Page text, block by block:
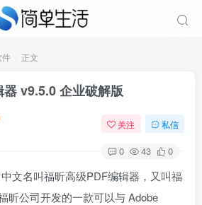
件 正文
v9.5.0 企业破解版
关注 私信
0 43 0
文名叫福昕高级PDF编辑器，又叫福
昕公司开发的一款可以与 Adobe